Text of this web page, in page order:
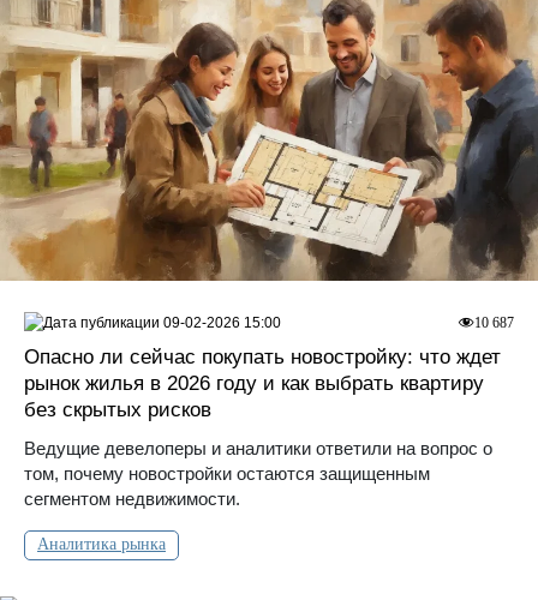
Опасно ли сейчас покупать новостройку: что ждет
рынок жилья в 2026 году и как выбрать квартиру
без скрытых рисков
Ведущие девелоперы и аналитики ответили на вопрос о
том, почему новостройки остаются защищенным
сегментом недвижимости.
Аналитика рынка
10 687
09-02-2026 15:00